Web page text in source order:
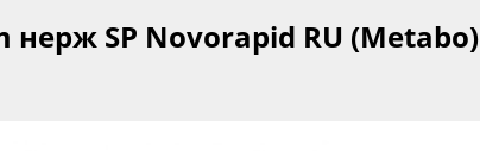
нерж SP Novorapid RU (Metabo)